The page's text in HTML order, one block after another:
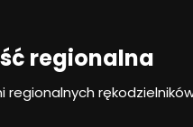
regionalna